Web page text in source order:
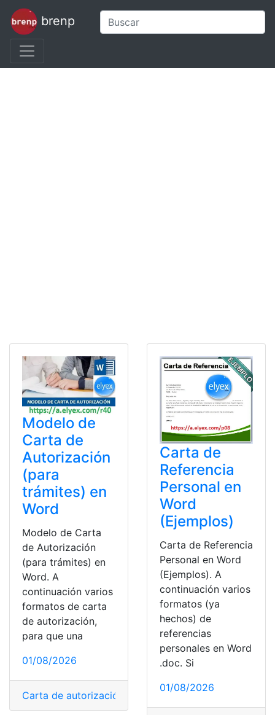
brenp
Modelo de
Carta de
Autorización
(para
trámites) en
Word
Modelo de Carta
de Autorización
(para trámites) en
Word. A
continuación varios
formatos de carta
de autorización,
para que una
01/08/2026
Carta de autorización documentos,Ecuador
Carta de
Referencia
Personal en
Word
(Ejemplos)
Carta de Referencia
Personal en Word
(Ejemplos). A
continuación varios
formatos (ya
hechos) de
referencias
personales en Word
.doc. Si
01/08/2026